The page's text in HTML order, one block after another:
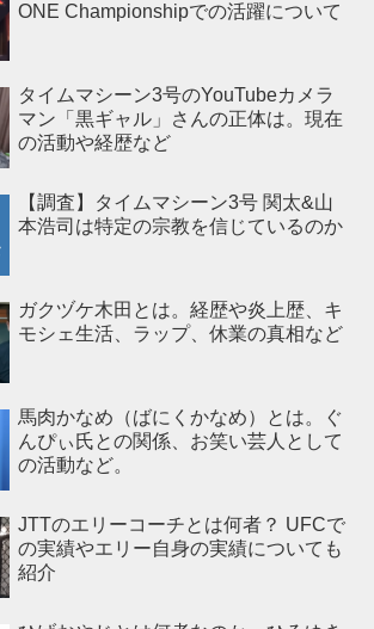
ONE Championshipでの活躍について
タイムマシーン3号のYouTubeカメラ
マン「黒ギャル」さんの正体は。現在
の活動や経歴など
【調査】タイムマシーン3号 関太&山
本浩司は特定の宗教を信じているのか
ガクヅケ木田とは。経歴や炎上歴、キ
モシェ生活、ラップ、休業の真相など
馬肉かなめ（ばにくかなめ）とは。ぐ
んぴぃ氏との関係、お笑い芸人として
の活動など。
JTTのエリーコーチとは何者？ UFCで
の実績やエリー自身の実績についても
紹介